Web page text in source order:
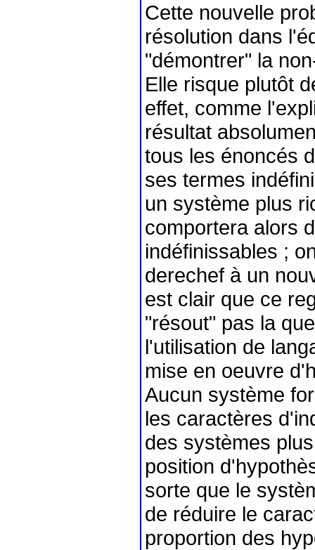
Cette nouvelle
résolution dans
"démontrer" la
Elle risque plutôt
effet, comme
résultat
tous les énoncés
ses termes
un système plus
comportera alors
indéfinissables ;
derechef à un
est clair que ce
"résout" pas la
l'utilisation de
mise en oeuvre
Aucun système
les caractères
des systèmes
position
sorte que le
de réduire le
proportion des